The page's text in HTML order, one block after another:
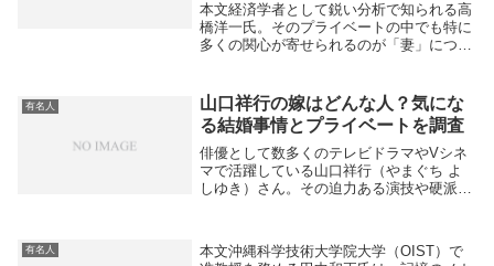
本文経済学者として鋭い分析で知られる高
橋洋一氏。そのプライベートの中でも特に
多くの関心が寄せられるのが「妻」につい
す。しかし、妻の名前や顔写真などの詳細
な個人情報は...
有名人
山口祥行の嫁はどんな人？気にな
る結婚事情とプライベートを調査
俳優として数多くのテレビドラマやVシネ
マで活躍している山口祥行（やまぐち よ
しゆき）さん。その迫力ある演技や硬派な
りません。特に「山口祥行 嫁」と調べる
人が多いのは、...
有名人
本文沖縄科学技術大学院大学（OIST）で